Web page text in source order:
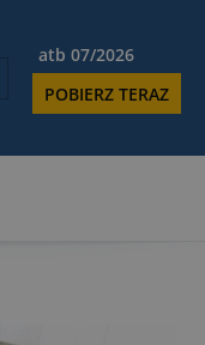
atb 07/2026
POBIERZ TERAZ